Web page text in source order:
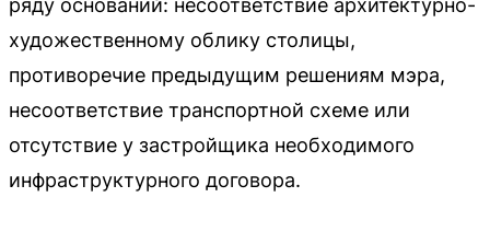
ряду оснований: несоответствие архитектурно-
художественному облику столицы,
противоречие предыдущим решениям мэра,
несоответствие транспортной схеме или
отсутствие у застройщика необходимого
инфраструктурного договора.